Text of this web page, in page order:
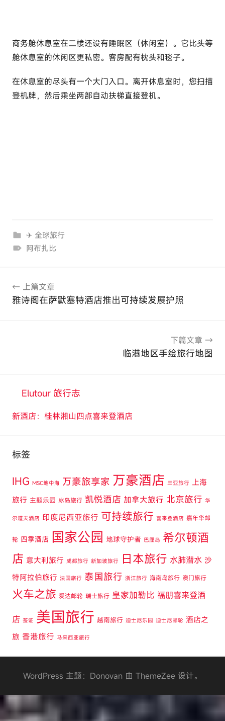
商务舱休息室在二楼还设有睡眠区（休闲室）。它比头等
舱休息室的休闲区更私密。客房配有枕头和毯子。
在休息室的尽头有一个大门入口。离开休息室时，您扫描
登机牌，然后乘坐两部自动扶梯直接登机。
✈ 全球旅行
阿布扎比
上篇文章
雅诗阁在萨默塞特酒店推出可持续发展护照
下篇文章
临港地区手绘旅行地图
Elutour 旅行志
新酒店：桂林湘山四点喜来登酒店
标签
IHG MSC地中海 万豪旅享家 万豪酒店 三亚旅行
上海
旅行 主题乐园 冰岛旅行 凯悦酒店 加拿大旅行 北京旅行 华
尔道夫酒店 印度尼西亚旅行 可持续旅行 喜来登酒店 嘉年华邮
轮 四季酒店 国家公园 地球守护者 巴厘岛 希尔顿酒
店 意大利旅行 成都旅行 新加坡旅行 日本旅行 水肺潜水 沙
特阿拉伯旅行 法国旅行 泰国旅行 浙江旅行 海南岛旅行 澳门旅行
火车之旅 爱达邮轮 瑞士旅行 皇家加勒比 福朋喜来登酒
店 签证 美国旅行 越南旅行 迪士尼乐园 迪士尼邮轮 酒店之
旅 香港旅行 马来西亚旅行
WordPress 主题：Donovan 由 ThemeZee 设计。